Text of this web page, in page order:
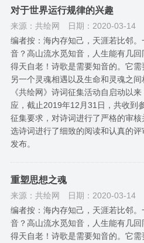
对于世界运行规律的兴趣
来源：共绘网
日期：2020-03-14
编者按：海内存知己，天涯若比邻
音？高山流水觅知音，人生能有几
得天自老！诗歌是需要知音的。它
另一个灵魂相遇以及生命和灵魂之间
《共绘网》诗词征集活动自启动以
应，截止2019年12月31日，共收到
征集要求，对诗词进行了严格的审
选诗词进行了细致的阅读和认真的
发布。
重塑思想之魂
来源：共绘网
日期：2020-03-14
编者按：海内存知己，天涯若比邻
音？高山流水觅知音，人生能有几
得天自老！诗歌是需要知音的。它